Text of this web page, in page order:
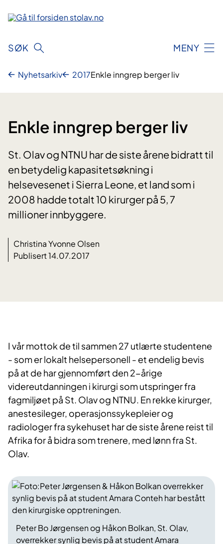
innhold
SØK MENY
Nyhetsarkiv 2017Enkle inngrep berger liv
Enkle inngrep berger liv
St. Olav og NTNU har de siste årene bidratt til
en betydelig kapasitetsøkning i
helsevesenet i Sierra Leone, et land som i
2008 hadde totalt 10 kirurger på 5, 7
millioner innbyggere.
Christina Yvonne Olsen
Publisert 14.07.2017
I vår mottok de til sammen 27 utlærte studentene
- som er lokalt helsepersonell - et endelig bevis
på at de har gjennomført den 2-årige
videreutdanningen i kirurgi som utspringer fra
fagmiljøet på St. Olav og NTNU. En rekke kirurger,
anestesileger, operasjonssykepleier og
radiologer fra sykehuset har de siste årene reist til
Afrika for å bidra som trenere, med lønn fra St.
Olav.
Peter Bo Jørgensen og Håkon Bolkan, St. Olav,
overrekker synlig bevis på at student Amara